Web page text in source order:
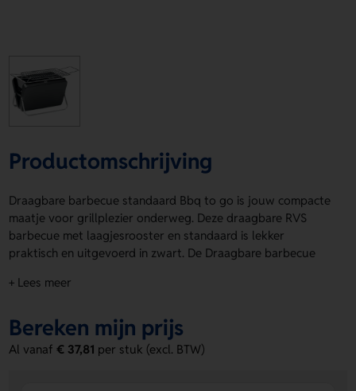
Productomschrijving
Draagbare barbecue standaard Bbq to go is jouw compacte
maatje voor grillplezier onderweg. Deze draagbare RVS
barbecue met laagjesrooster en standaard is lekker
praktisch en uitgevoerd in zwart. De Draagbare barbecue
strand of de camping. Voor een persoonlijke touch gebruik
naam of eigen ontwerp. Bestel of vraag een prijs op.
Voordelen van de Draagbare barbecue
+ Lees meer
Bereken mijn prijs
Al vanaf€ 37,81 per stuk (excl. BTW)